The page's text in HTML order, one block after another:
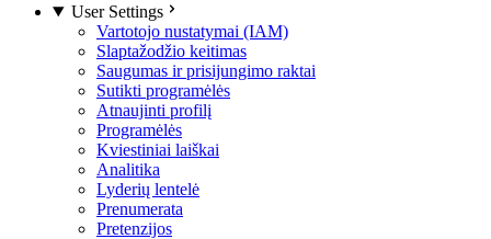
User Settings
Vartotojo nustatymai (IAM)
Slaptažodžio keitimas
Saugumas ir prisijungimo raktai
Sutikti programėlės
Atnaujinti profilį
Programėlės
Kviestiniai laiškai
Analitika
Lyderių lentelė
Prenumerata
Pretenzijos